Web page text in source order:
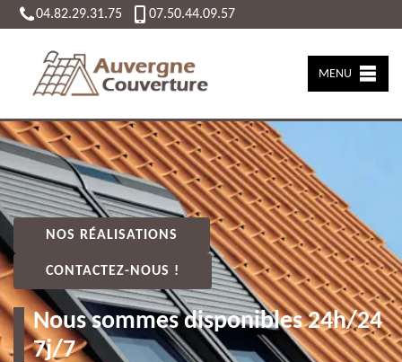
04.82.29.31.75 07.50.44.09.57
MENU
NOS RÉALISATIONS
CONTACTEZ-NOUS !
Nous sommes disponibles 24h/24
7j/7